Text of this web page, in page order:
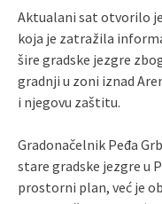
Aktualani sat otvorilo
koja je zatražila
šire gradske jezgre
gradnji u zoni iznad
i njegovu zaštitu.
Gradonačelnik Peđa
stare gradske jezgre u
prostorni plan, već je